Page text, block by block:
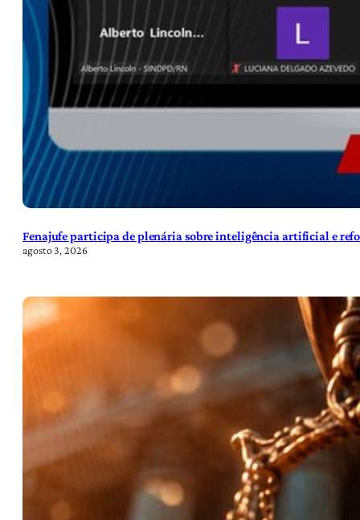
Fenajufe participa de plenária sobre inteligência artificial e
agosto 3, 2026